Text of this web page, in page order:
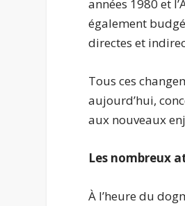
années 1980 et
également
directes et
Tous ces
aujourd’hui,
aux nouveaux
Les nombreux
À l’heure du